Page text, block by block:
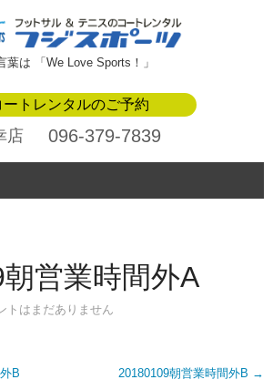
葉は 「We Love Sports！」
ートレンタルのご予約
店 096-379-7839
営業時間外A
トはまだありません
B 20180109朝営業時間外B →